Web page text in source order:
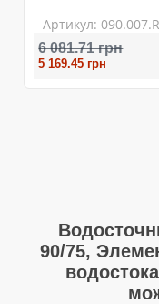
Артикул:
6 081.71 грн
5 169.45 грн
90/75,